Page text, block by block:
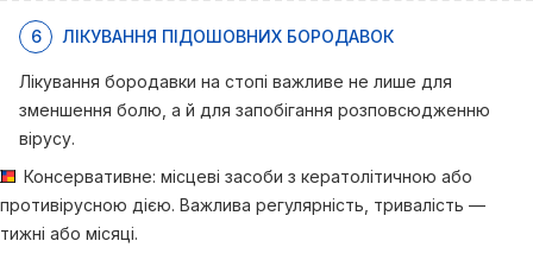
6 ЛІКУВАННЯ ПІДОШОВНИХ БОРОДАВОК
Лікування бородавки на стопі важливе не лише для
зменшення болю, а й для запобігання розповсюдженню
вірусу.
Консервативне: місцеві засоби з кератолітичною або
противірусною дією. Важлива регулярність, тривалість —
тижні або місяці.